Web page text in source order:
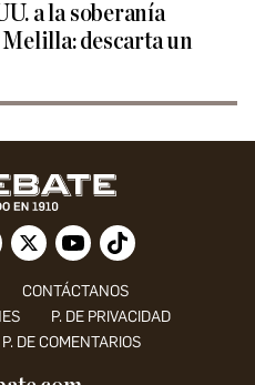
a la soberanía
Melilla: descarta un
CONTÁCTANOS
P. DE PRIVACIDAD
P. DE COMENTARIOS